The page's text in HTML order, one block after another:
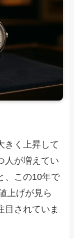
きく上昇して
人が増えてい
、この10年で
上げが見ら
目されていま